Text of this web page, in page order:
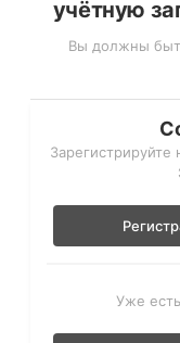
учётную
Вы должны
Уже